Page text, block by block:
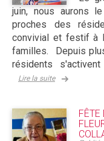
juin, nous aurons
proches des
convivial et festif à
familles. Depuis
résidents
Lire la suite
FÊTE